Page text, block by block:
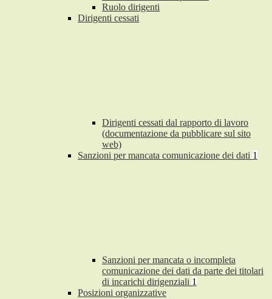
Ruolo dirigenti
Dirigenti cessati
Dirigenti cessati dal rapporto di lavoro
(documentazione da pubblicare sul sito
web)
Sanzioni per mancata comunicazione dei dati 1
Sanzioni per mancata o incompleta
comunicazione dei dati da parte dei titolari
di incarichi dirigenziali 1
Posizioni organizzative